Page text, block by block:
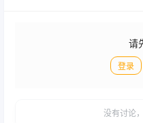
请
登录
没有讨论